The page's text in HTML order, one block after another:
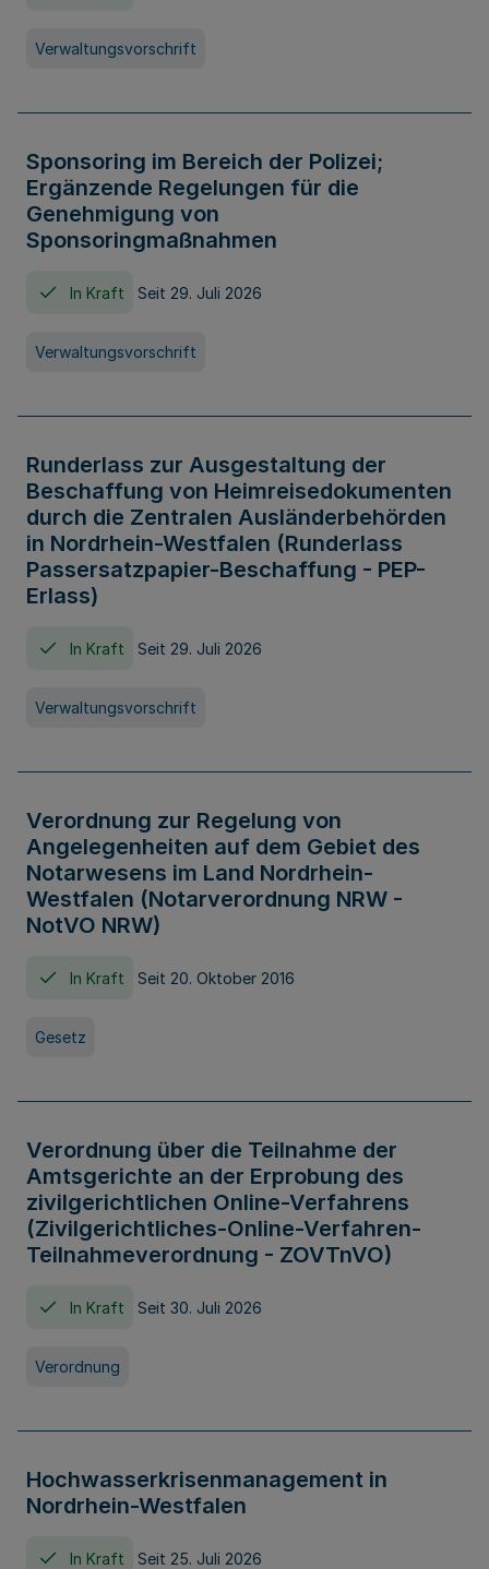
Verwaltungsvorschrift
Sponsoring im Bereich der Polizei;
Ergänzende Regelungen für die
Genehmigung von
Sponsoringmaßnahmen
In Kraft Seit 29. Juli 2026
Verwaltungsvorschrift
Runderlass zur Ausgestaltung der
Beschaffung von Heimreisedokumenten
durch die Zentralen Ausländerbehörden
in Nordrhein-Westfalen (Runderlass
Passersatzpapier-Beschaffung - PEP-
Erlass)
In Kraft Seit 29. Juli 2026
Verwaltungsvorschrift
Verordnung zur Regelung von
Angelegenheiten auf dem Gebiet des
Notarwesens im Land Nordrhein-
Westfalen (Notarverordnung NRW -
NotVO NRW)
In Kraft Seit 20. Oktober 2016
Gesetz
Verordnung über die Teilnahme der
Amtsgerichte an der Erprobung des
zivilgerichtlichen Online-Verfahrens
(Zivilgerichtliches-Online-Verfahren-
Teilnahmeverordnung - ZOVTnVO)
In Kraft Seit 30. Juli 2026
Verordnung
Hochwasserkrisenmanagement in
Nordrhein-Westfalen
In Kraft Seit 25. Juli 2026